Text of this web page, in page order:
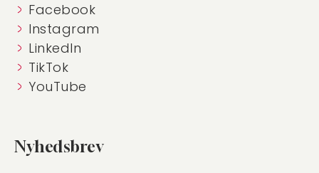
Facebook
Instagram
LinkedIn
TikTok
YouTube
Nyhedsbrev